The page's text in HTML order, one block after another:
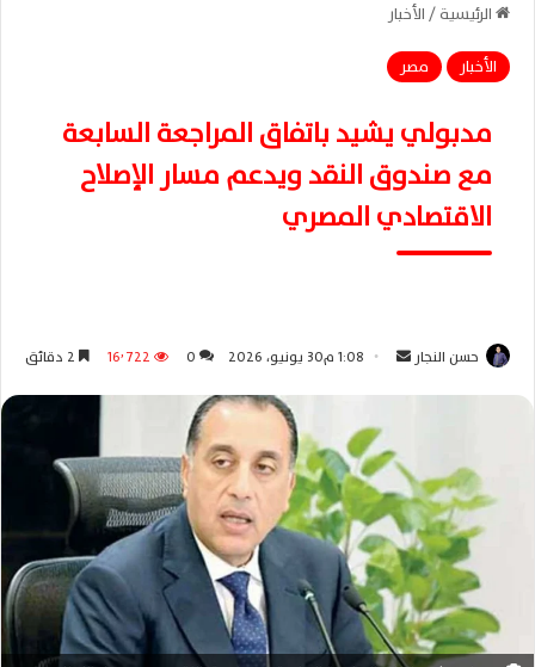
الرئيسية/الأخبار
الأخبار
مصر
مدبولي يشيد باتفاق المراجعة السابعة
مع صندوق النقد ويدعم مسار الإصلاح
الاقتصادي المصري
حسن النجار
ل
ب
ر
ي
د
ا
إ
ل
1:08 م30 يونيو، 2026 0 16٬722